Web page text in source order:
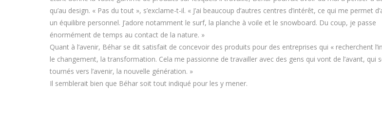
qu’au design. « Pas du tout », s’exclame-t-il. « J’ai beaucoup d’autres centres d’intérêt, ce qui me permet
un équilibre personnel. J’adore notamment le surf, la planche à voile et le snowboard. Du coup, je passe
énormément de temps au contact de la nature. »
Quant à l’avenir, Béhar se dit satisfait de concevoir des produits pour des entreprises qui « recherchent
le changement, la transformation. Cela me passionne de travailler avec des gens qui vont de l’avant, qui
tournés vers l’avenir, la nouvelle génération. »
Il semblerait bien que Béhar soit tout indiqué pour les y mener.